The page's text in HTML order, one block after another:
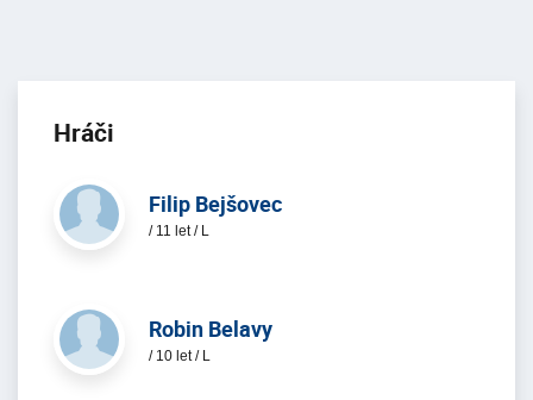
Hráči
Filip Bejšovec
/ 11 let / L
Robin Belavy
/ 10 let / L